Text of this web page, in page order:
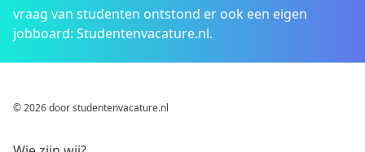
vraag van studenten ontstond er ook een eigen
jobboard: Studentenvacature.nl.
© 2026 door studentenvacature.nl